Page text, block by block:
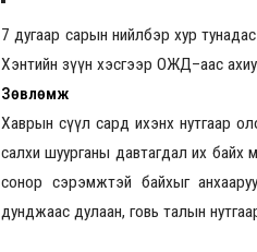
7 дугаар сарын нийлбэр хур
Хэнтийн зүүн хэсгээр ОЖД–аас
Зөвлөмж
Хаврын сүүл сард ихэнх нутгаар
салхи шуурганы давтагдал их байх
сонор сэрэмжтэй байхыг
дунджаас дулаан, говь талын